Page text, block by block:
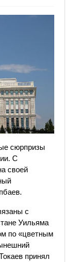
сюрпризы
С
своей
с
Уильяма
по «цветным
принял